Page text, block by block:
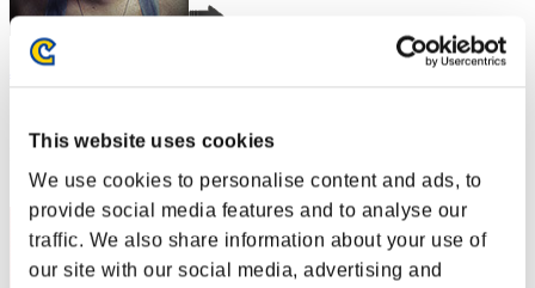
This website uses cookies
We use cookies to personalise content and ads, to
provide social media features and to analyse our
traffic. We also share information about your use of
our site with our social media, advertising and
Jimmy
RANK
2